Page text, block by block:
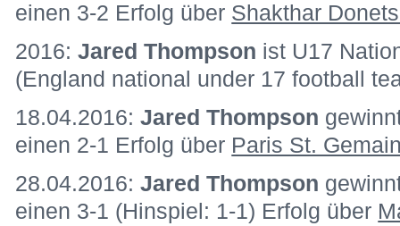
einen 3-2 Erfolg über Shakthar
2016:Jared Thompson ist U17
(England national under 17 football
18.04.2016:Jared Thompson
einen 2-1 Erfolg über Paris St.
28.04.2016:Jared Thompson
einen 3-1 (Hinspiel: 1-1) Erfolg über